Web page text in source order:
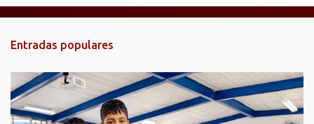
n
t
i
o
Entradas populares